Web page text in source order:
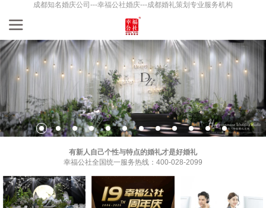
成都知名婚庆公司---幸福公社婚庆---成都婚礼策划专业服务机构
有新人自己个性与特点的婚礼才是好婚礼
幸福公社全国统一服务热线：400-028-2099